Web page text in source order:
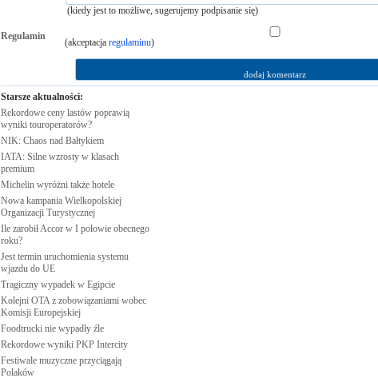
(kiedy jest to możliwe, sugerujemy podpisanie się)
Regulamin
(akceptacja regulaminu)
Starsze aktualności:
Rekordowe ceny lastów poprawią
wyniki touroperatorów?
NIK: Chaos nad Bałtykiem
IATA: Silne wzrosty w klasach
premium
Michelin wyróżni także hotele
Nowa kampania Wielkopolskiej
Organizacji Turystycznej
Ile zarobił Accor w I połowie obecnego
roku?
Jest termin uruchomienia systemu
wjazdu do UE
Tragiczny wypadek w Egipcie
Kolejni OTA z zobowiązaniami wobec
Komisji Europejskiej
Foodtrucki nie wypadły źle
Rekordowe wyniki PKP Intercity
Festiwale muzyczne przyciągają
Polaków